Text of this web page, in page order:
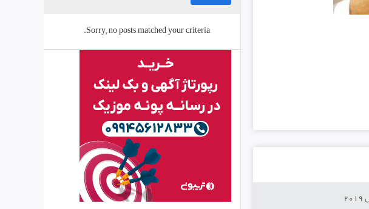
Sorry, no posts matched your criteria.